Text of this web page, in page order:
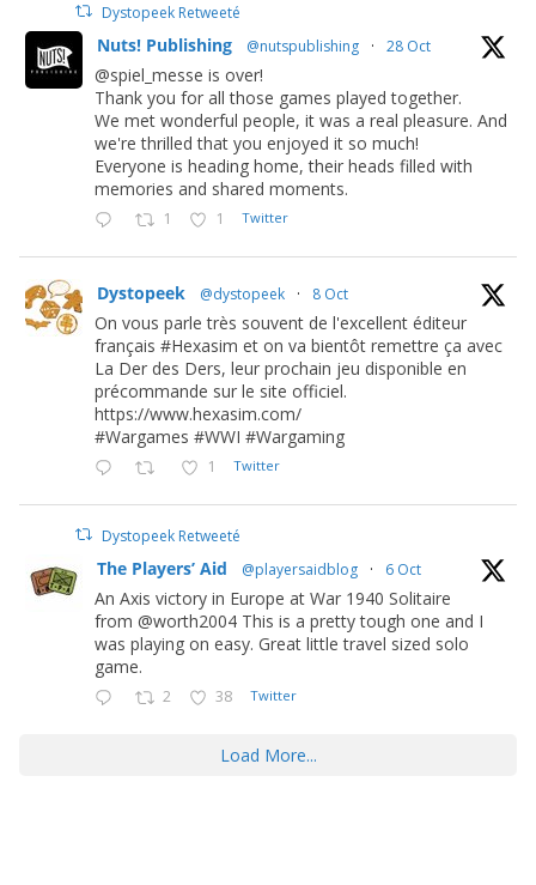
Dystopeek Retweeté
Nuts! Publishing @nutspublishing · 28 Oct
@spiel_messe is over!
Thank you for all those games played together.
We met wonderful people, it was a real pleasure. And
we're thrilled that you enjoyed it so much!
Everyone is heading home, their heads filled with
memories and shared moments.
1 1 Twitter
Dystopeek @dystopeek · 8 Oct
On vous parle très souvent de l'excellent éditeur
français #Hexasim et on va bientôt remettre ça avec
La Der des Ders, leur prochain jeu disponible en
précommande sur le site officiel.
https://www.hexasim.com/
#Wargames #WWI #Wargaming
1 Twitter
Dystopeek Retweeté
The Players’ Aid @playersaidblog · 6 Oct
An Axis victory in Europe at War 1940 Solitaire
from @worth2004 This is a pretty tough one and I
was playing on easy. Great little travel sized solo
game.
2 38 Twitter
Load More...